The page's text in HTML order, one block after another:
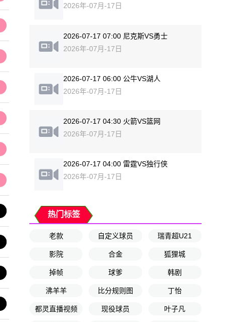
2026年-07月-17日
2026-07-17 07:00 尼克斯VS勇士
2026年-07月-17日
2026-07-17 06:00 公牛VS湖人
2026年-07月-17日
2026-07-17 04:30 火箭VS篮网
2026年-07月-17日
2026-07-17 04:00 雷霆VS独行侠
2026年-07月-17日
热门标签
老款 自定义球员 瑞青超U21
影院 合金 狐狸城
掉帧 球爹 韩剧
沸羊羊 比分规则图 丁怡
都灵直播视频 现役球员 叶子凡